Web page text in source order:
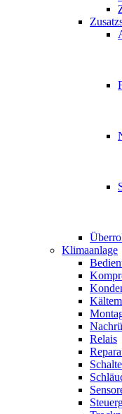
Klimaanlage
Relais